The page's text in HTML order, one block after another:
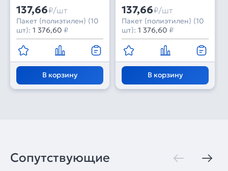
137,66₽/шт
Пакет (полиэтилен) (10
шт): 1 376,60 ₽
В корзину
137,66₽/шт
Пакет (полиэтилен) (10
шт): 1 376,60 ₽
В корзину
Сопутствующие